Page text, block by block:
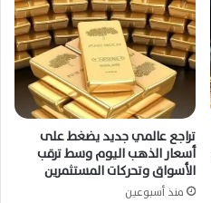
تراجع عالمي جديد يضغط على
أسعار الذهب اليوم وسط ترقب
الأسواق وتحركات المستثمرين
منذ أسبوعين